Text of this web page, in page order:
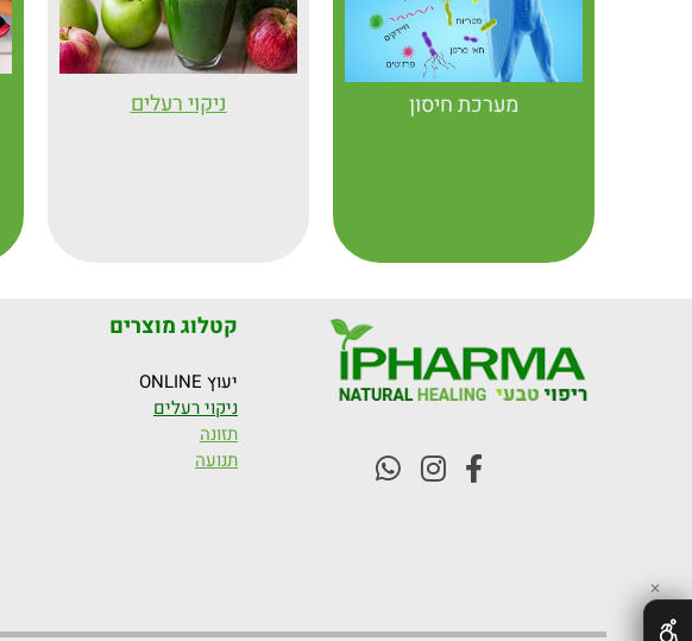
מערכת חיסון ניקוי רעלים
קטלוג מוצרים
יעוץ ONLINE
ניקוי רעלים
תזונה
תנועה
✕